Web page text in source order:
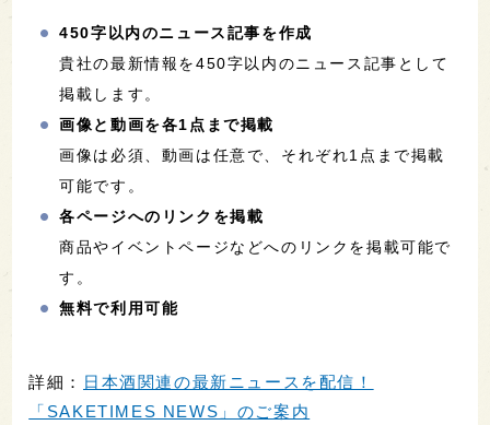
450字以内のニュース記事を作成
貴社の最新情報を450字以内のニュース記事として
掲載します。
画像と動画を各1点まで掲載
画像は必須、動画は任意で、それぞれ1点まで掲載
可能です。
各ページへのリンクを掲載
商品やイベントページなどへのリンクを掲載可能で
す。
無料で利用可能
詳細：
日本酒関連の最新ニュースを配信！
「SAKETIMES NEWS」のご案内